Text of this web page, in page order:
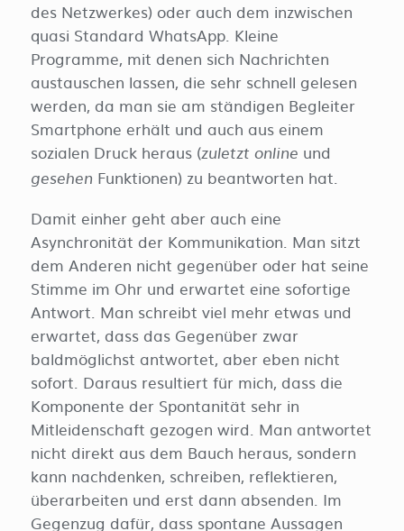
des Netzwerkes) oder auch dem inzwischen
quasi Standard WhatsApp. Kleine
Programme, mit denen sich Nachrichten
austauschen lassen, die sehr schnell gelesen
werden, da man sie am ständigen Begleiter
Smartphone erhält und auch aus einem
sozialen Druck heraus (zuletzt online und
gesehen Funktionen) zu beantworten hat.
Damit einher geht aber auch eine
Asynchronität der Kommunikation. Man sitzt
dem Anderen nicht gegenüber oder hat seine
Stimme im Ohr und erwartet eine sofortige
Antwort. Man schreibt viel mehr etwas und
erwartet, dass das Gegenüber zwar
baldmöglichst antwortet, aber eben nicht
sofort. Daraus resultiert für mich, dass die
Komponente der Spontanität sehr in
Mitleidenschaft gezogen wird. Man antwortet
nicht direkt aus dem Bauch heraus, sondern
kann nachdenken, schreiben, reflektieren,
überarbeiten und erst dann absenden. Im
Gegenzug dafür, dass spontane Aussagen